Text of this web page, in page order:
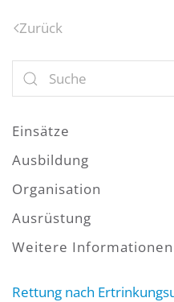
Zurück
Einsätze
Ausbildung
Organisation
Ausrüstung
Weitere Informationen
Rettung nach